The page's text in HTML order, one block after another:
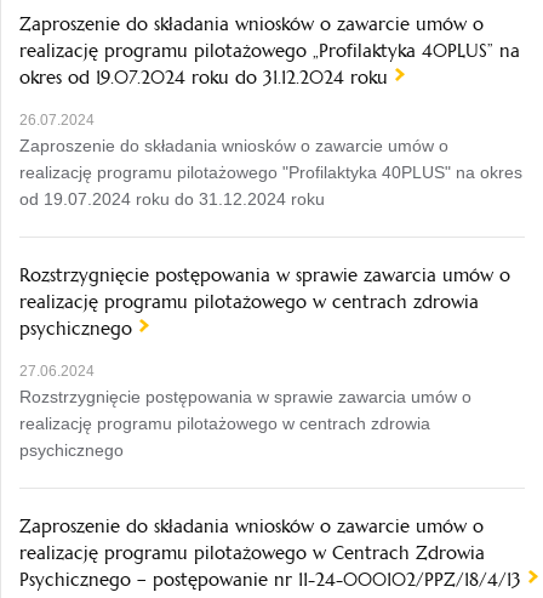
Zaproszenie do składania wniosków o zawarcie umów o
realizację programu pilotażowego „Profilaktyka 40PLUS” na
okres od 19.07.2024 roku do 31.12.2024 roku
26.07.2024
Zaproszenie do składania wniosków o zawarcie umów o
realizację programu pilotażowego "Profilaktyka 40PLUS" na okres
od 19.07.2024 roku do 31.12.2024 roku
Rozstrzygnięcie postępowania w sprawie zawarcia umów o
realizację programu pilotażowego w centrach zdrowia
psychicznego
27.06.2024
Rozstrzygnięcie postępowania w sprawie zawarcia umów o
realizację programu pilotażowego w centrach zdrowia
psychicznego
Zaproszenie do składania wniosków o zawarcie umów o
realizację programu pilotażowego w Centrach Zdrowia
Psychicznego – postępowanie nr 11-24-000102/PPZ/18/4/13